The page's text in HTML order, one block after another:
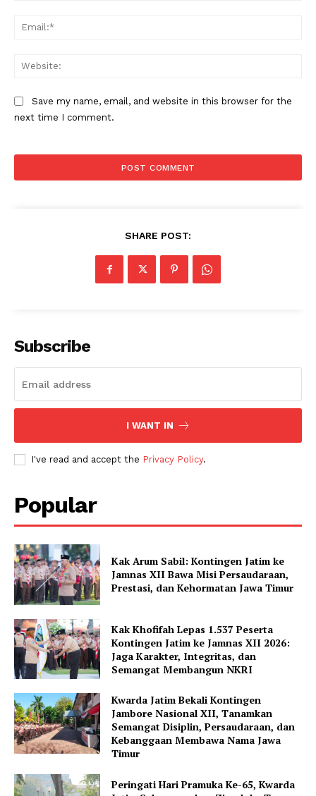
Save my name, email, and website in this browser for the
next time I comment.
SHARE POST:
Subscribe
I WANT IN
I've read and accept the Privacy Policy.
Popular
Kak Arum Sabil: Kontingen Jatim ke
Jamnas XII Bawa Misi Persaudaraan,
Prestasi, dan Kehormatan Jawa Timur
Kak Khofifah Lepas 1.537 Peserta
Kontingen Jatim ke Jamnas XII 2026:
Jaga Karakter, Integritas, dan
Semangat Membangun NKRI
Kwarda Jatim Bekali Kontingen
Jambore Nasional XII, Tanamkan
Semangat Disiplin, Persaudaraan, dan
Kebanggaan Membawa Nama Jawa
Timur
Peringati Hari Pramuka Ke-65, Kwarda